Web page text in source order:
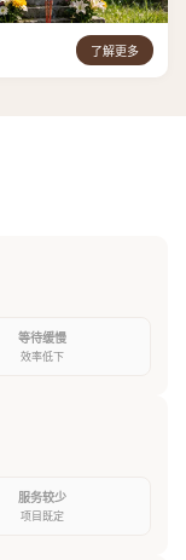
了解更多
等待缓慢
效率低下
服务较少
项目既定